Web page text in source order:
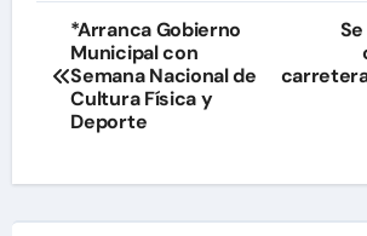
Navegación
de
entradas
*Arranca Gobierno
Municipal con
Semana Nacional de
Cultura Física y
Deporte